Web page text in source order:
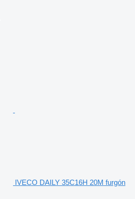
IVECO DAILY 35C16H 20M furgón